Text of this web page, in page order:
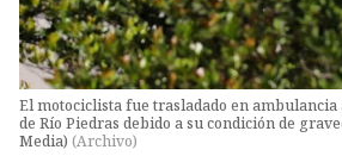
El motociclista fue trasladado en ambulancia
de Río Piedras debido a su condición de
Media) (Archivo)